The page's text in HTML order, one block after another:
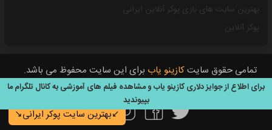
بهترین سایت های بازی پوکر آنلاین ایرانی
پوکر آنلاین
تمامی حقوق سایتکازینو یاب برای این سایت محفوظ می باشد.
All Rights Reserved © 2021
تویتر
فيسبوک اینستاگرام
تلگرام
↙️بهترین سایت پوکر ایرانی↘️
برای اطلاع از جوایز دلاری کازینو یاب و مشاهده فیلم های آموزشی به کانال تلگرام ما
بپیوندید